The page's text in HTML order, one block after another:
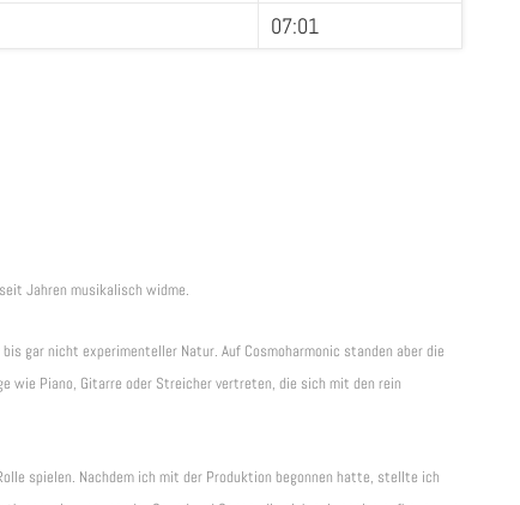
07:01
Jahren musikalisch widme.
gar nicht experimenteller Natur. Auf Cosmoharmonic standen aber die
wie Piano, Gitarre oder Streicher vertreten, die sich mit den rein
spielen. Nachdem ich mit der Produktion begonnen hatte, stellte ich